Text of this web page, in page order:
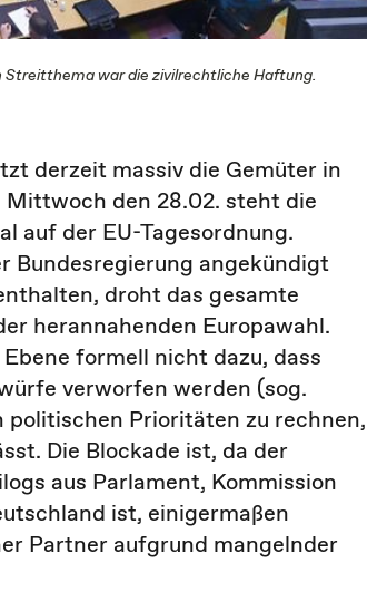
war die zivilrechtliche Haftung.
derzeit massiv die Gemüter in
den 28.02. steht die
auf der EU-Tagesordnung.
Bundesregierung angekündigt
droht das gesamte
herannahenden Europawahl.
formell nicht dazu, dass
verworfen werden (sog.
Prioritäten zu rechnen,
Die Blockade ist, da der
aus Parlament, Kommission
ist, einigermaßen
Partner aufgrund mangelnder